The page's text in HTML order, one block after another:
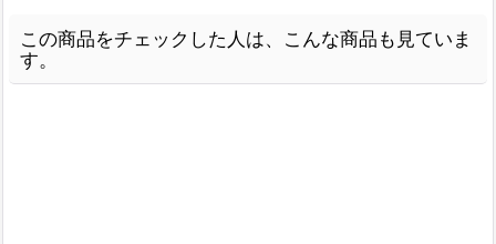
この商品をチェックした人は、こんな商品も見ていま
す。